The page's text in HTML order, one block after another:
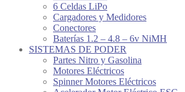
6 Celdas LiPo
Cargadores y Medidores
Conectores
Baterías 1.2 – 4.8 – 6v NiMH
SISTEMAS DE PODER
Partes Nitro y Gasolina
Motores Eléctricos
Spinner Motores Eléctricos